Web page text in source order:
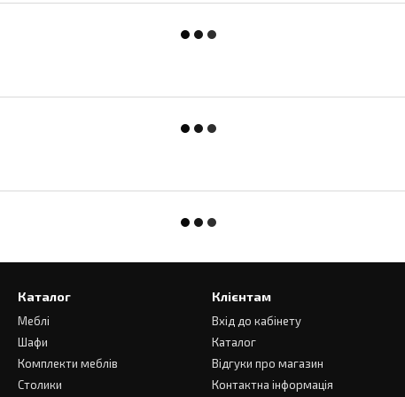
Каталог
Меблі
Шафи
Комплекти меблів
Столики
Клієнтам
Вхід до кабінету
Каталог
Відгуки про магазин
Контактна інформація